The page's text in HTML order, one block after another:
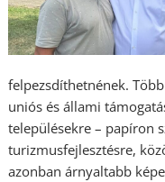
felpezsdíthetnének.
uniós és állami
településekre – papíron
turizmusfejlesztésre,
azonban árnyaltabb